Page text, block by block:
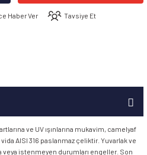
Haber Ver Tavsiye Et
ve UV ışınlarına mukavim, camelyaf
AISI 316 paslanmaz çeliktir. Yuvarlak ve
veya istenmeyen durumları engeller. Son